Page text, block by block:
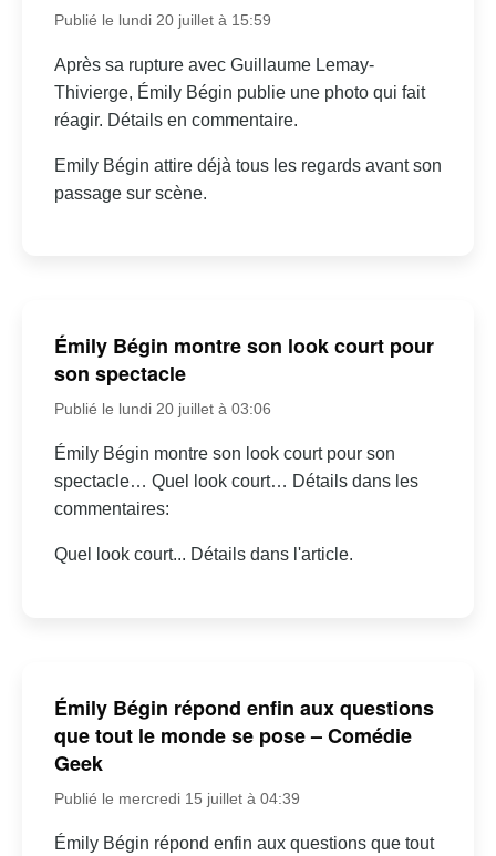
Publié le lundi 20 juillet à 15:59
Après sa rupture avec Guillaume Lemay-
Thivierge, Émily Bégin publie une photo qui fait
réagir. Détails en commentaire.
Emily Bégin attire déjà tous les regards avant son
passage sur scène.
Émily Bégin montre son look court pour
son spectacle
Publié le lundi 20 juillet à 03:06
Émily Bégin montre son look court pour son
spectacle… Quel look court… Détails dans les
commentaires:
Quel look court... Détails dans l'article.
Émily Bégin répond enfin aux questions
que tout le monde se pose – Comédie
Geek
Publié le mercredi 15 juillet à 04:39
Émily Bégin répond enfin aux questions que tout